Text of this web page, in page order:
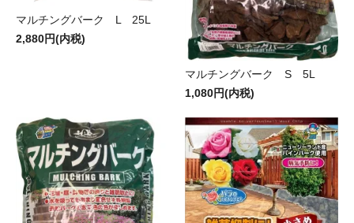
マルチングバーク L 25L
2,880円(内税)
マルチングバーク S 5L
1,080円(内税)